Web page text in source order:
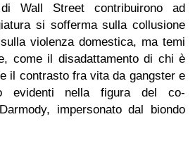
di Wall Street contribuirono ad
si sofferma sulla collusione
violenza domestica, ma temi
come il disadattamento di chi è
il contrasto fra vita da gangster e
evidenti nella figura del co-
impersonato dal biondo